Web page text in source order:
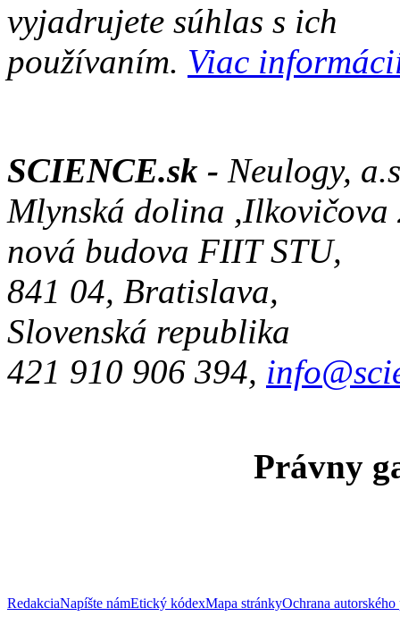
vyjadrujete súhlas s ich
používaním. Viac
SCIENCE.sk - Neulogy,
Mlynská dolina ,Ilkovičova
nová budova FIIT STU,
841 04, Bratislava,
Slovenská republika
421 910 906 394,
Právny
RedakciaNapíšte námEtický kódexMapa stránkyOchrana autorského